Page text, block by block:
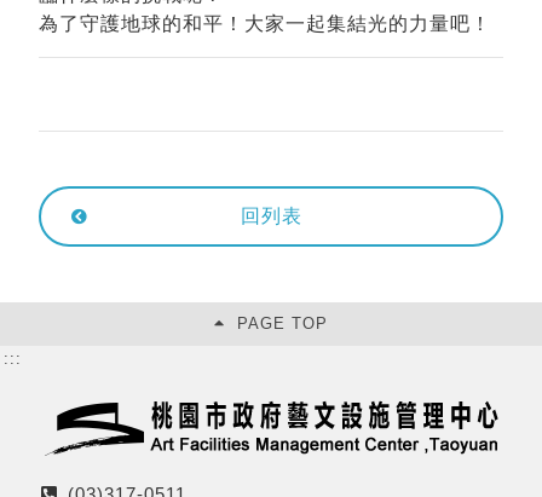
為了守護地球的和平！大家一起集結光的力量吧！
回列表
PAGE TOP
:::